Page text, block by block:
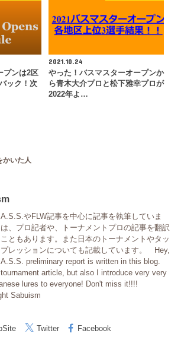
プンは2区
ック！次
2021.10.24
やった！バスマスターオープンか
ら青木大介プロと松下雅幸プロが
2022年よ…
かいた人
やFLW記事を中心に記事を執筆していま
、プロ記者や、トーナメントプロの記事を翻訳
ともあります。また日本のトーナメントやタッ
レッションについても記載しています。 Hey,
preliminary report is written in this blog.
article, but also I introduce very very
lures to everyone! Don't miss it!!!!
Sabuism
Twitter Facebook